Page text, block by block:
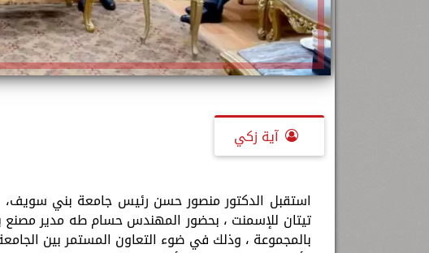
آية زكي
استقبل الدكتور منصور حسن رئيس جامعة بني سويف،
تيتان للإسمنت ، بحضور المهندس حسام طه مدير مصنع
بالمجموعة ، وذلك في ضوء التعاون المستمر بين